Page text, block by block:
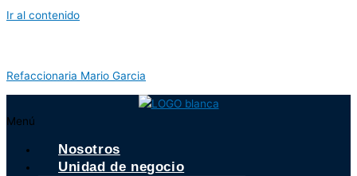
Ir al contenido
Refaccionaria Mario Garcia
Menú
Nosotros
Unidad de negocio